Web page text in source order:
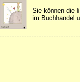
Sie können die
im Buchhandel